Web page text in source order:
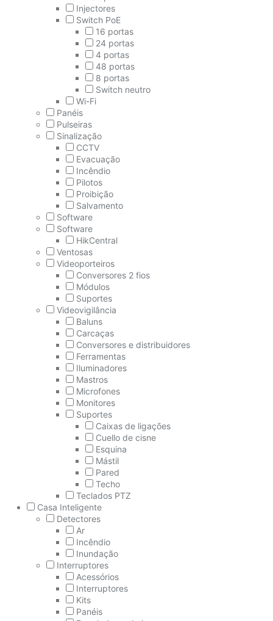
Injectores
Switch PoE
16 portas
24 portas
4 portas
48 portas
8 portas
Switch neutro
Wi-Fi
Panéis
Pulseiras
Sinalização
CCTV
Evacuação
Incêndio
Pilotos
Proibição
Salvamento
Software
Software
HikCentral
Ventosas
Videoporteiros
Conversores 2 fios
Módulos
Suportes
Videovigilância
Baluns
Carcaças
Conversores e distribuidores
Ferramentas
Iluminadores
Mastros
Microfones
Monitores
Suportes
Caixas de ligações
Cuello de cisne
Esquina
Mástil
Pared
Techo
Teclados PTZ
Casa Inteligente
Detectores
Ar
Incêndio
Inundação
Interruptores
Acessórios
Interruptores
Kits
Panéis